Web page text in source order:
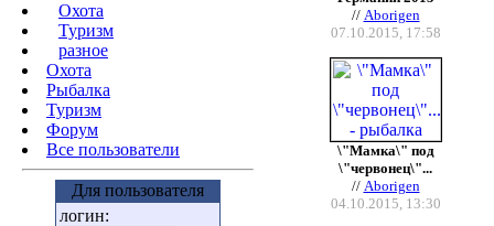
Охота
Туризм
разное
Охота
Pыбалка
Туризм
Форум
Все пользователи
Для пользователя
логин:
// Aborigen
07.10.2015, 17:58
\"Мамка\" под
\"червонец\"...
// Aborigen
04.10.2015, 13:30